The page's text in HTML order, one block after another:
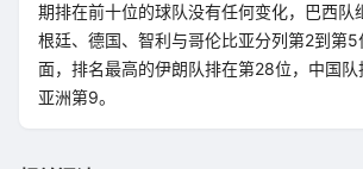
期排在前十位的球队没有任何变化，巴西队
根廷、德国、智利与哥伦比亚分列第2到第
面，排名最高的伊朗队排在第28位，中国
亚洲第9。